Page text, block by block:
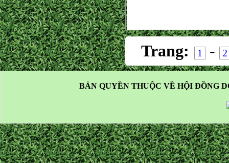
Trang: 1 - 2
BẢN QUYỀN THUỘC VỀ HỘI ĐỒNG